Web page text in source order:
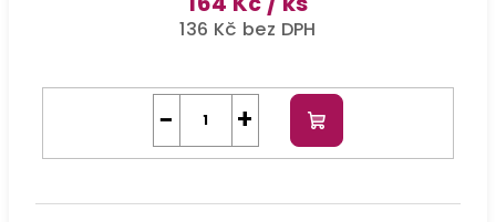
136 Kč bez DPH
+
− Do
košíku